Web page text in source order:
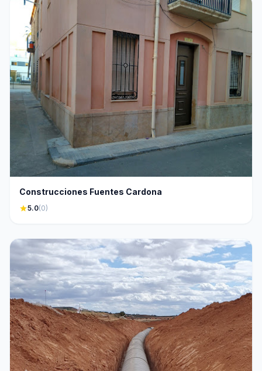
Construcciones Fuentes Cardona
star5.0(0)